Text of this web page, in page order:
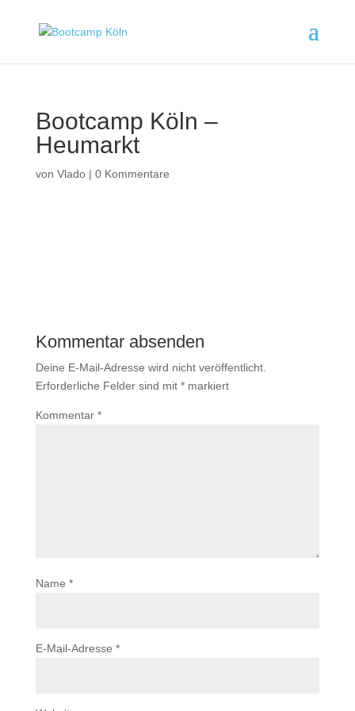
Bootcamp Köln –
Heumarkt
von Vlado| 0 Kommentare
Kommentar absenden
Deine E-Mail-Adresse wird nicht veröffentlicht.
Erforderliche Felder sind mit *markiert
Kommentar *
Name *
E-Mail-Adresse *